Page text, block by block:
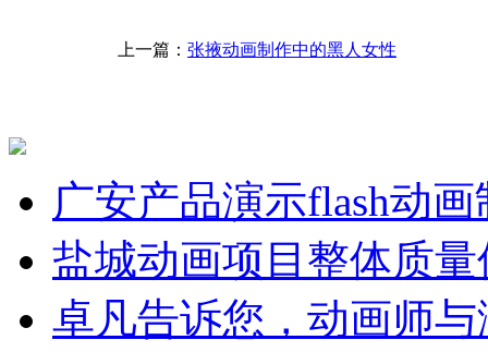
上一篇： 张掖动画制作中的黑人女性
广安产品演示flash动
盐城动画项目整体质
卓凡告诉您，动画师